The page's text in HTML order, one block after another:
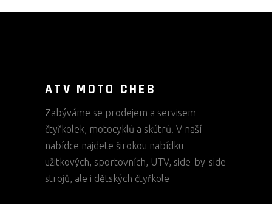
ATV MOTO CHEB
Zabýváme se prodejem a servisem
čtyřkolek, motocyklů a skútrů. V naší
nabídce najdete širokou nabídku
užitkových, sportovních, UTV, side-by-side
strojů, ale i dětských čtyřkole